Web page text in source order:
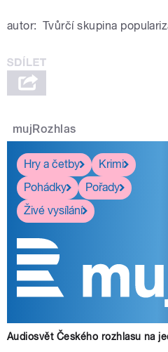
autor: Tvůrčí skupina
mujRozhlas
Hry a četby
Krimi
Pohádky
Pořady
Živé vysílání
Audiosvět Českého rozhlasu na